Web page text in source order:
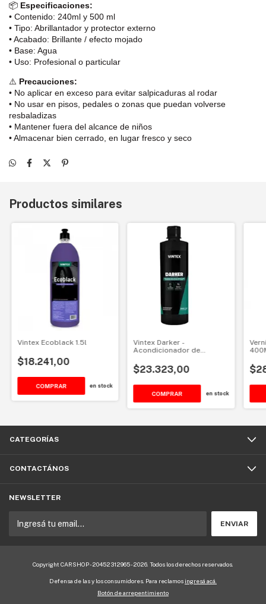
📦 Especificaciones:
• Contenido: 240ml y 500 ml
• Tipo: Abrillantador y protector externo
• Acabado: Brillante / efecto mojado
• Base: Agua
• Uso: Profesional o particular
⚠️ Precauciones:
• No aplicar en exceso para evitar salpicaduras al rodar
• No usar en pisos, pedales o zonas que puedan volverse
resbaladizas
• Mantener fuera del alcance de niños
• Almacenar bien cerrado, en lugar fresco y seco
Productos similares
Vintex Ecoblack 1.5l
$18.241,00
en stock
Vintex Darker -
Acondicionador de
$23.323,00
COMPRAR en stock
CATEGORÍAS
CONTACTÁNOS
NEWSLETTER
Copyright CARSHOP - 20452312965 - 2026. Todos los derechos reservados.
Defensa de las y los consumidores. Para reclamos ingresá acá.
Botón de arrepentimiento